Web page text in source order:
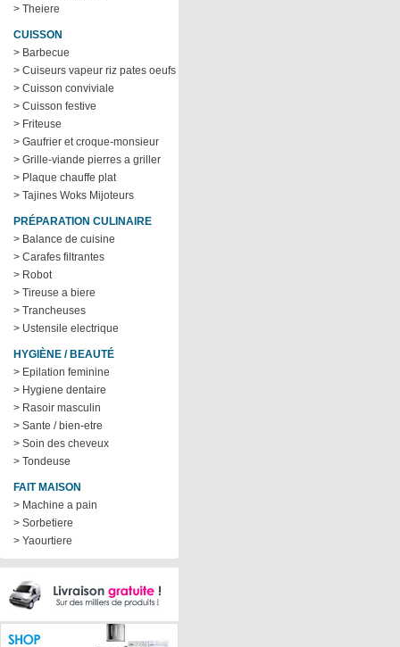
> Theiere
CUISSON
> Barbecue
> Cuiseurs vapeur riz pates oeufs
> Cuisson conviviale
> Cuisson festive
> Friteuse
> Gaufrier et croque-monsieur
> Grille-viande pierres a griller
> Plaque chauffe plat
> Tajines Woks Mijoteurs
PRÉPARATION CULINAIRE
> Balance de cuisine
> Carafes filtrantes
> Robot
> Tireuse a biere
> Trancheuses
> Ustensile electrique
HYGIÈNE / BEAUTÉ
> Epilation feminine
> Hygiene dentaire
> Rasoir masculin
> Sante / bien-etre
> Soin des cheveux
> Tondeuse
FAIT MAISON
> Machine a pain
> Sorbetiere
> Yaourtiere